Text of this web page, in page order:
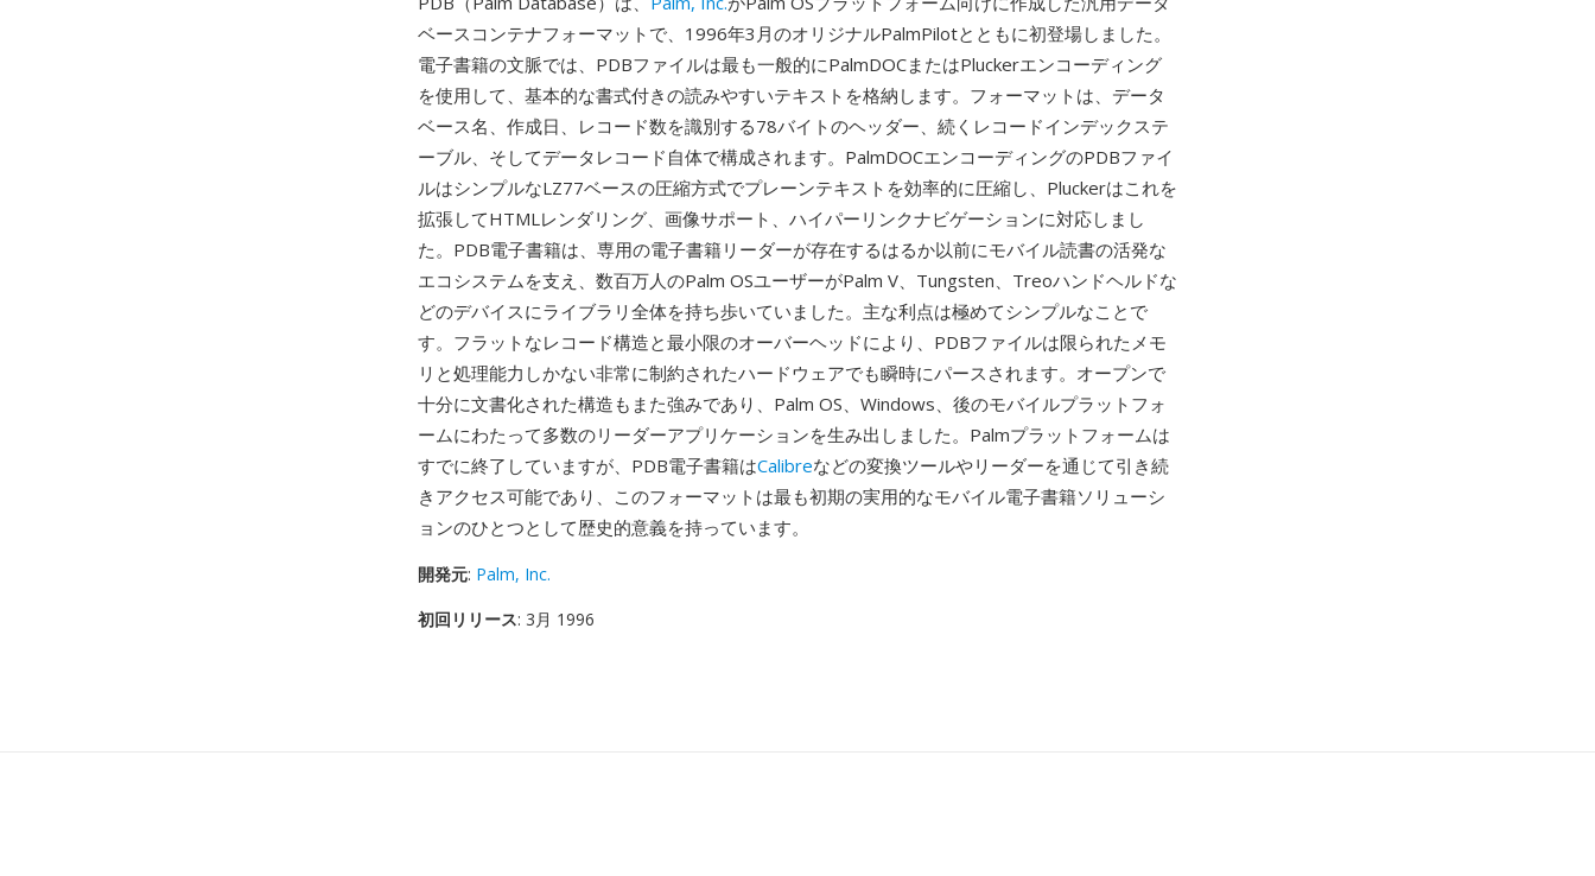
ベースコンテナフォーマットで、1996年3月のオリジナルPalmPilotとともに初登場しました。
電子書籍の文脈では、PDBファイルは最も一般的にPalmDOCまたはPluckerエンコーディング
を使用して、基本的な書式付きの読みやすいテキストを格納します。フォーマットは、データ
ベース名、作成日、レコード数を識別する78バイトのヘッダー、続くレコードインデックステ
ーブル、そしてデータレコード自体で構成されます。PalmDOCエンコーディングのPDBファイ
ルはシンプルなLZ77ベースの圧縮方式でプレーンテキストを効率的に圧縮し、Pluckerはこれを
拡張してHTMLレンダリング、画像サポート、ハイパーリンクナビゲーションに対応しまし
た。PDB電子書籍は、専用の電子書籍リーダーが存在するはるか以前にモバイル読書の活発な
エコシステムを支え、数百万人のPalm OSユーザーがPalm V、Tungsten、Treoハンドヘルドな
どのデバイスにライブラリ全体を持ち歩いていました。主な利点は極めてシンプルなことで
す。フラットなレコード構造と最小限のオーバーヘッドにより、PDBファイルは限られたメモ
リと処理能力しかない非常に制約されたハードウェアでも瞬時にパースされます。オープンで
十分に文書化された構造もまた強みであり、Palm OS、Windows、後のモバイルプラットフォ
ームにわたって多数のリーダーアプリケーションを生み出しました。Palmプラットフォームは
すでに終了していますが、PDB電子書籍はCalibreなどの変換ツールやリーダーを通じて引き続
きアクセス可能であり、このフォーマットは最も初期の実用的なモバイル電子書籍ソリューシ
ョンのひとつとして歴史的意義を持っています。
開発元: Palm, Inc.
初回リリース: 3月 1996